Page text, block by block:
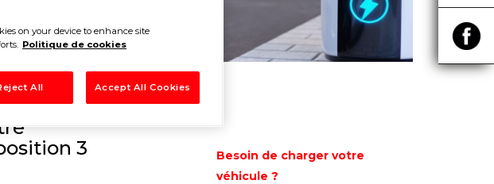
3
Besoin de charger votre
véhicule ?
on your device to enhance site
Politique de cookies
All Accept All Cookies